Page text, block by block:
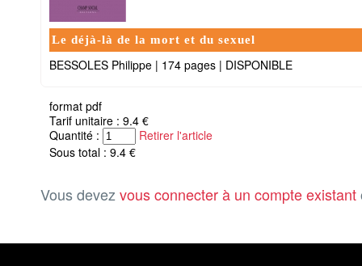
Le déjà-là de la mort et du sexuel
BESSOLES Philippe | 174 pages | DISPONIBLE
format pdf
Tarif unitaire : 9.4 €
Quantité :
Retirer l'article
Sous total : 9.4 €
Vous devez vous connecter à un compte existant